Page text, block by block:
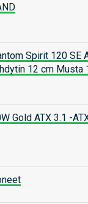
Spirit 120 SE
12 cm Musta
Gold ATX 3.1 -